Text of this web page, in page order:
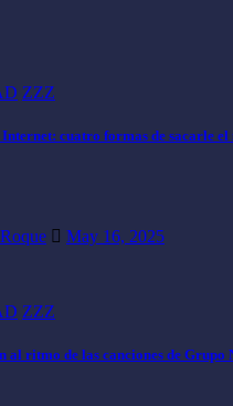
ZZZ
cuatro formas de sacarle
May 16, 2025
ZZZ
al ritmo de las canciones de Grupo